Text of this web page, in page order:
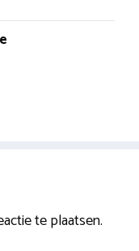
te plaatsen.